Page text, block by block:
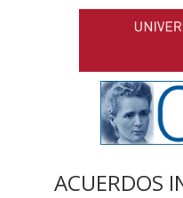
ACUERDOS